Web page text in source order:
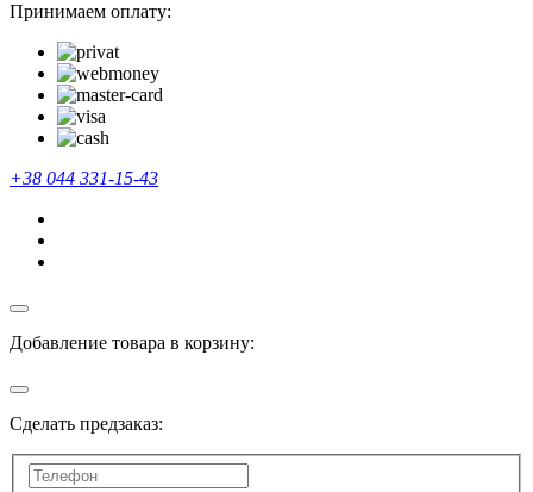
Принимаем оплату:
+38 044 331-15-43
Добавление товара в корзину:
Сделать предзаказ: